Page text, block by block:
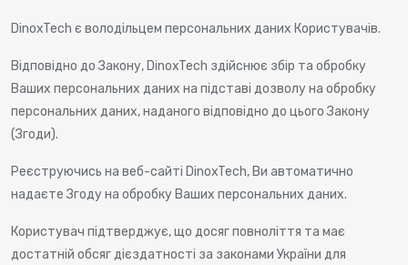
DinoxTech є володільцем персональних даних Користувачів.
Відповідно до Закону, DinoxTech здійснює збір та обробку
Ваших персональних даних на підставі дозволу на обробку
персональних даних, наданого відповідно до цього Закону
(Згоди).
Реєструючись на веб-сайті DinoxTech, Ви автоматично
надаєте Згоду на обробку Ваших персональних даних.
Користувач підтверджує, що досяг повноліття та має
достатній обсяг дієздатності за законами України для